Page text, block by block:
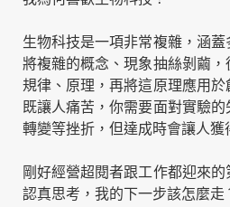
生物科技是一項非常複雜，涵蓋
將複雜的概念、現象抽絲剝繭
規律、原理，再將這原理應用
既讓人痛苦，你需要面對實驗
轉變等挫折，但達成時會讓人獲
剛好經營超閱者跟工作都迎來
認真思考，我的下一步該怎麼走